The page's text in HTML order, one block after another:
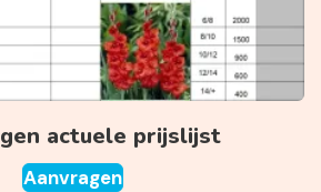
actuele prijslijst
Aanvragen